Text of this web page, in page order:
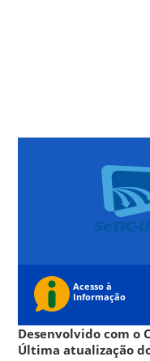
Desenvolvido com o
Última atualização